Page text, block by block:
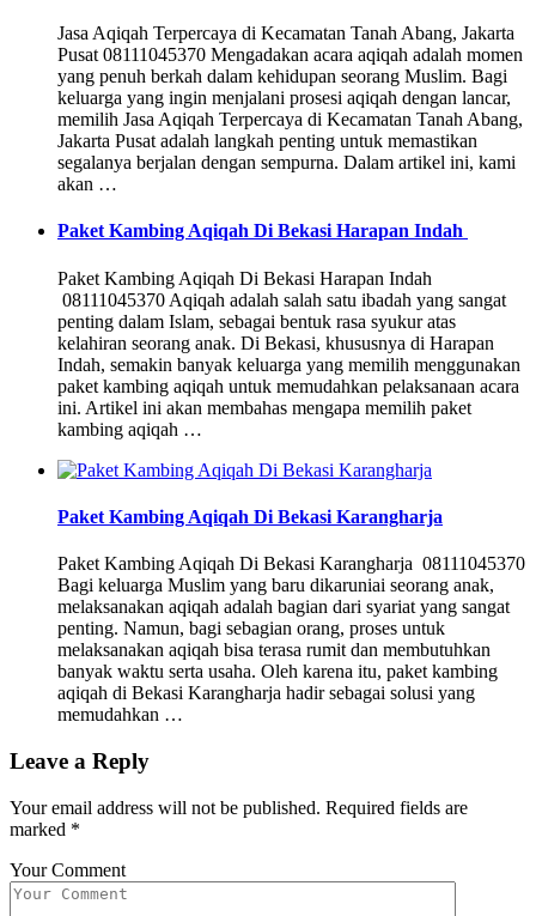
Jasa Aqiqah Terpercaya di Kecamatan Tanah Abang, Jakarta
Pusat 08111045370 Mengadakan acara aqiqah adalah momen
yang penuh berkah dalam kehidupan seorang Muslim. Bagi
keluarga yang ingin menjalani prosesi aqiqah dengan lancar,
memilih Jasa Aqiqah Terpercaya di Kecamatan Tanah Abang,
Jakarta Pusat adalah langkah penting untuk memastikan
segalanya berjalan dengan sempurna. Dalam artikel ini, kami
akan …
Paket Kambing Aqiqah Di Bekasi Harapan Indah
Paket Kambing Aqiqah Di Bekasi Harapan Indah
08111045370 Aqiqah adalah salah satu ibadah yang sangat
penting dalam Islam, sebagai bentuk rasa syukur atas
kelahiran seorang anak. Di Bekasi, khususnya di Harapan
Indah, semakin banyak keluarga yang memilih menggunakan
paket kambing aqiqah untuk memudahkan pelaksanaan acara
ini. Artikel ini akan membahas mengapa memilih paket
kambing aqiqah …
Paket Kambing Aqiqah Di Bekasi Karangharja
Paket Kambing Aqiqah Di Bekasi Karangharja 08111045370
Bagi keluarga Muslim yang baru dikaruniai seorang anak,
melaksanakan aqiqah adalah bagian dari syariat yang sangat
penting. Namun, bagi sebagian orang, proses untuk
melaksanakan aqiqah bisa terasa rumit dan membutuhkan
banyak waktu serta usaha. Oleh karena itu, paket kambing
aqiqah di Bekasi Karangharja hadir sebagai solusi yang
memudahkan …
Leave a Reply
Your email address will not be published. Required fields are
marked *
Your Comment